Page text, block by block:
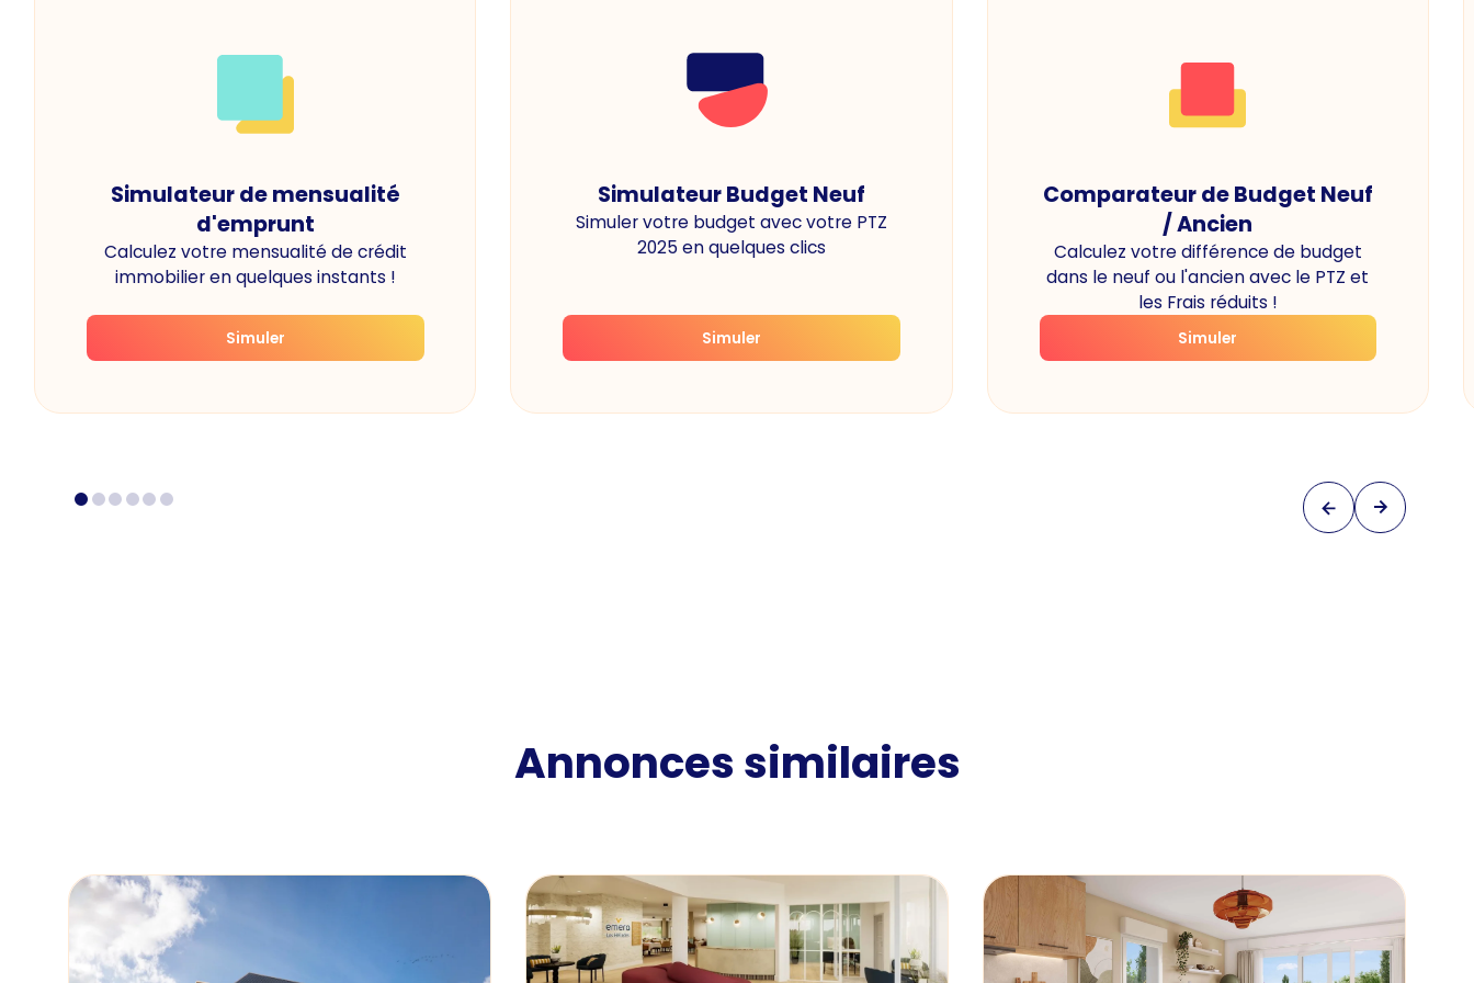
Simulateur de mensualité
d'emprunt
Calculez votre mensualité de crédit
immobilier en quelques instants !
Simuler
Simulateur Budget Neuf
Simuler votre budget avec votre PTZ
2025 en quelques clics
Simuler
Comparateur de Budget Neuf
/ Ancien
Calculez votre différence de budget
dans le neuf ou l'ancien avec le PTZ et
les Frais réduits !
Simuler
Annonces similaires